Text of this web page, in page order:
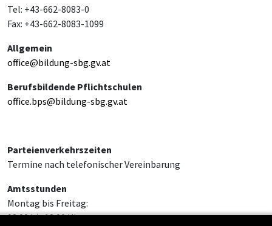
Tel: +43-662-8083-0
Fax: +43-662-8083-1099
Allgemein
office@bildung-sbg.gv.at
Berufsbildende Pflichtschulen
office.bps@bildung-sbg.gv.at
Parteienverkehrszeiten
Termine nach telefonischer Vereinbarung
Amtsstunden
Montag bis Freitag:
08:00 bis 12:00 Uhr